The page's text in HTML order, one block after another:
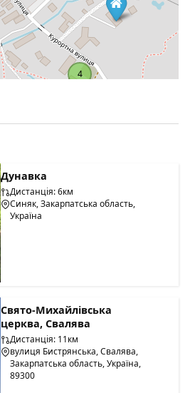
4
Дунавка
Дистанція: 6км
Синяк, Закарпатська область,
Україна
Свято-Михайлівська
церква, Свалява
Дистанція: 11км
вулиця Бистрянська, Свалява,
Закарпатська область, Україна,
89300